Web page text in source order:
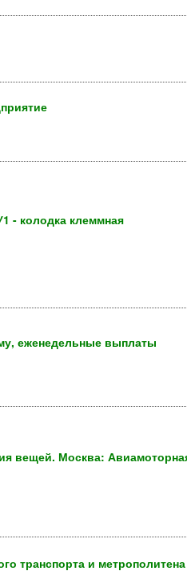
- колодка клеммная
еженедельные выплаты
вещей. Москва:
транспорта и метрополитена